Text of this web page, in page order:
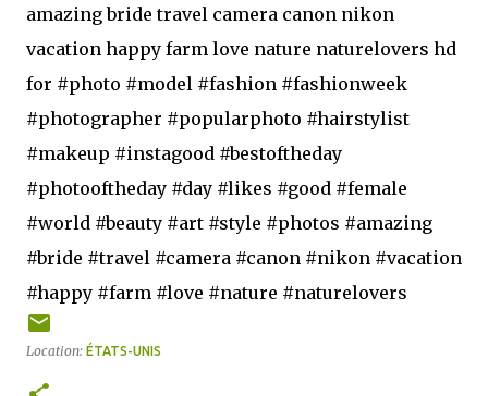
amazing bride travel camera canon nikon
vacation happy farm love nature naturelovers hd
for #photo #model #fashion #fashionweek
#photographer #popularphoto #hairstylist
#makeup #instagood #bestoftheday
#photooftheday #day #likes #good #female
#world #beauty #art #style #photos #amazing
#bride #travel #camera #canon #nikon #vacation
#happy #farm #love #nature #naturelovers
Location: ÉTATS-UNIS